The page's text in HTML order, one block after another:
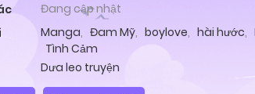
Đang cập nhật
Manga, Đam Mỹ, boylove, hài hước,
Tình Cảm
Dưa leo truyện